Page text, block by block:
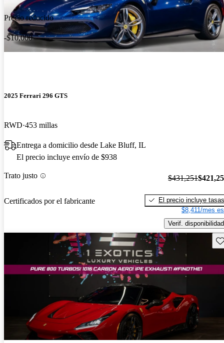
Precio reducido
-$10,000
2025 Ferrari 296 GTS
RWD 453 millas
Entrega a domicilio desde Lake Bluff, IL
El precio incluye envío de $938
Trato justo
Certificados por el fabricante
$431,251
El precio incluye tasas
$8,411/mes
Verif. disponibilidad